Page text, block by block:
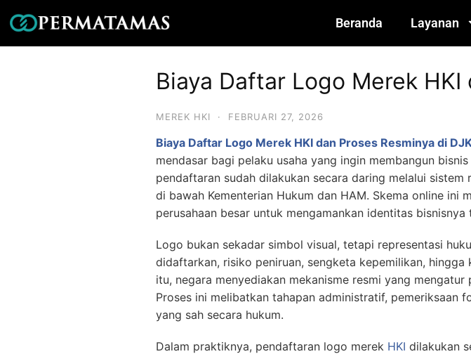
Beranda Layanan
Biaya Daftar Logo Merek
MEREK HKI · FEBRUARI 27, 2026
Biaya Daftar Logo Merek HKI dan Proses Resminya di
mendasar bagi pelaku usaha yang ingin membangun
pendaftaran sudah dilakukan secara daring melalui
di bawah Kementerian Hukum dan HAM. Skema online ini
perusahaan besar untuk mengamankan identitas
Logo bukan sekadar simbol visual, tetapi representasi
didaftarkan, risiko peniruan, sengketa kepemilikan,
itu, negara menyediakan mekanisme resmi yang
Proses ini melibatkan tahapan administratif, pemeriksaan
yang sah secara hukum.
Dalam praktiknya, pendaftaran logo merek HKI dilakukan